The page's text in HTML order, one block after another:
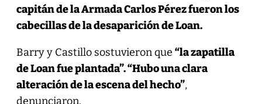
capitán de la Armada Carlos Pérez fueron los
cabecillas de la desaparición de Loan.
Barry y Castillo sostuvieron que “la zapatilla
de Loan fue plantada”. “Hubo una clara
alteración de la escena del hecho”,
denunciaron.